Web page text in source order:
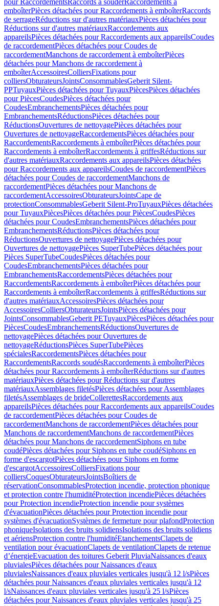
pour RaccordementsRaccords à souderRaccordements à
emboîterPièces détachées pour Raccordements à emboîterRaccords
de serrageRéductions sur d'autres matériauxPièces détachées pour
Réductions sur d'autres matériauxRaccordements aux
appareilsPièces détachées pour Raccordements aux appareilsCoudes
de raccordementPièces détachées pour Coudes de
raccordementManchons de raccordement à emboîterPièces
détachées pour Manchons de raccordement à
emboîterAccessoiresColliersFixations pour
colliersObturateursJointsConsommablesGeberit Silent-
PPTuyauxPièces détachées pour TuyauxPiècesPièces détachées
pour PiècesCoudesPièces détachées pour
CoudesEmbranchementsPièces détachées pour
EmbranchementsRéductionsPièces détachées pour
RéductionsOuvertures de nettoyagePièces détachées pour
Ouvertures de nettoyageRaccordementsPièces détachées pour
RaccordementsRaccordements à emboîterPièces détachées pour
Raccordements à emboîterRaccordements à griffesRéductions sur
d'autres matériauxRaccordements aux appareilsPièces détachées
pour Raccordements aux appareilsCoudes de raccordementPièces
détachées pour Coudes de raccordementManchons de
raccordementPièces détachées pour Manchons de
raccordementAccessoiresObturateursJointsCape de
protectionConsommablesGeberit Silent-ProTuyauxPièces détachées
pour TuyauxPiècesPièces détachées pour PiècesCoudesPièces
détachées pour CoudesEmbranchementsPièces détachées pour
EmbranchementsRéductionsPièces détachées pour
RéductionsOuvertures de nettoyagePièces détachées pour
Ouvertures de nettoyagePièces SuperTubePièces détachées pour
Pièces SuperTubeCoudesPièces détachées pour
CoudesEmbranchementsPièces détachées pour
EmbranchementsRaccordementsPièces détachées pour
RaccordementsRaccordements à emboîterPièces détachées pour
Raccordements à emboîterRaccordements à griffesRéductions sur
d'autres matériauxAccessoiresPièces détachées pour
AccessoiresColliersObturateursJointsPièces détachées pour
JointsConsommablesGeberit PETuyauxPiècesPièces détachées pour
PiècesCoudesEmbranchementsRéductionsOuvertures de
nettoyagePièces détachées pour Ouvertures de
nettoyageRéductionsPièces SuperTubePièces
spécialesRaccordementsPièces détachées pour
RaccordementsRaccords soudésRaccordements à emboîterPièces
détachées pour Raccordements à emboîterRéductions sur d'autres
matériauxPièces détachées pour Réductions sur d'autres
matériauxAssemblages filetésPièces détachées pour Assemblages
filetésAssemblages de brideCollerettesRaccordements aux
appareilsPièces détachées pour Raccordements aux appareilsCoudes
de raccordementPièces détachées pour Coudes de
raccordementManchons de raccordementPièces détachées pour
Manchons de raccordementManchons de raccordementPièces
détachées pour Manchons de raccordementSiphons en tube
coudéPièces détachées pour Siphons en tube coudéSiphons en
forme d'escargotPièces détachées pour Siphons en forme
d'escargotAccessoiresColliersFixations pour
colliersCoquesObturateursJointsBoîtiers de
réservationConsommablesProtection incendie, protection phonique
et protection contre l'humiditéProtection incendiePièces détachées
pour Protection incendieProtection incendie pour systèmes
d'évacuationPièces détachées pour Protection incendie pour
systèmes d'évacuationSystèmes de fermeture pour plafondProtection
phoniqueIsolations des bruits solidiensIsolations des bruits solidiens
et aériensProtection contre l'humiditéEtanchementsClapets de
ventilation pour évacuationClapets de ventilationClapets de retenue
d’énergieEvacuation des toitures Geberit PluviaNaissances d'eaux
pluvialesPièces détachées pour Naissances d'eaux
pluvialesNaissances d'eaux pluviales verticales jusqu'à 12 l/sPièces
détachées pour Naissances d'eaux pluviales verticales jusqu'à 12
l/sNaissances d'eaux pluviales verticales jusqu'à 25 l/sPièces
détachées pour Naissances d'eaux pluviales verticales jusqu'à 25